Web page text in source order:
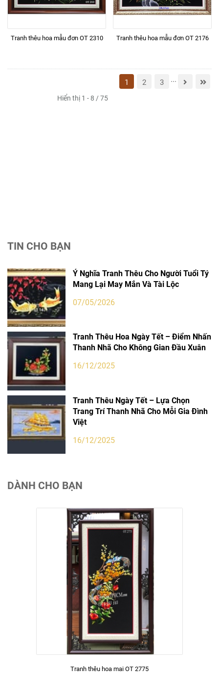
Tranh thêu hoa mẫu đơn OT 2310 Tranh thêu hoa mẫu đơn OT 2176
Hiển thị 1 - 8 / 75
1 2 3 ...
TIN CHO BẠN
Ý Nghĩa Tranh Thêu Cho Người Tuổi Tý
Mang Lại May Mắn Và Tài Lộc
07/05/2026
Tranh Thêu Hoa Ngày Tết – Điểm Nhấn
Thanh Nhã Cho Không Gian Đầu Xuân
16/12/2025
Tranh Thêu Ngày Tết – Lựa Chọn
Trang Trí Thanh Nhã Cho Mỗi Gia Đình
Việt
16/12/2025
DÀNH CHO BẠN
Tranh thêu hoa mai OT 2775